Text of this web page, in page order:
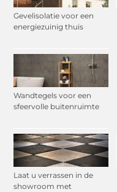
Gevelisolatie voor een
energiezuinig thuis
Wandtegels voor een
sfeervolle buitenruimte
Laat u verrassen in de
showroom met